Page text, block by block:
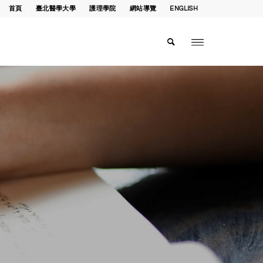
首頁 臺北醫學大學 護理學院 網站導覽 ENGLISH